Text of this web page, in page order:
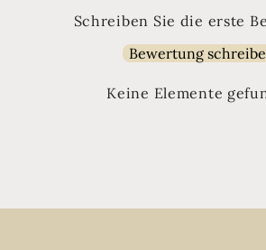
Schreiben Sie die erste
Bewertung
Keine Elemente